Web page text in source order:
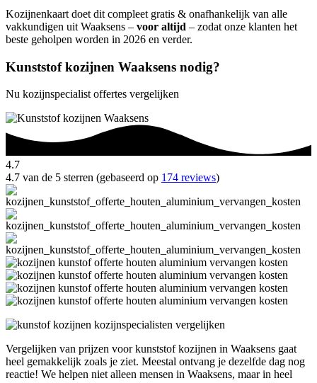
Kozijnenkaart doet dit compleet gratis & onafhankelijk van alle
vakkundigen uit Waaksens – voor altijd – zodat onze klanten het
beste geholpen worden in 2026 en verder.
Kunststof kozijnen Waaksens nodig?
Nu kozijnspecialist offertes vergelijken
4.7
4.7 van de 5 sterren (gebaseerd op 174 reviews)
Vergelijken van prijzen voor kunststof kozijnen in Waaksens gaat
heel gemakkelijk zoals je ziet. Meestal ontvang je dezelfde dag nog
reactie! We helpen niet alleen mensen in Waaksens, maar in heel